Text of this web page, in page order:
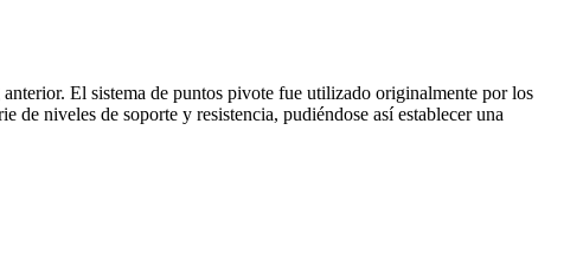
El sistema de puntos pivote fue utilizado originalmente por los
de niveles de soporte y resistencia, pudiéndose así establecer una